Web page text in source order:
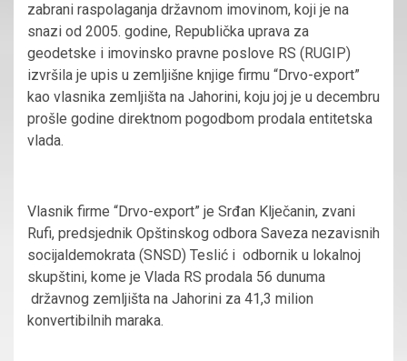
zabrani raspolaganja državnom imovinom, koji je na
snazi od 2005. godine, Republička uprava za
geodetske i imovinsko pravne poslove RS (RUGIP)
izvršila je upis u zemljišne knjige firmu “Drvo-export”
kao vlasnika zemljišta na Jahorini, koju joj je u decembru
prošle godine direktnom pogodbom prodala entitetska
vlada.
Vlasnik firme “Drvo-export” je Srđan Klječanin, zvani
Rufi, predsjednik Opštinskog odbora Saveza nezavisnih
socijaldemokrata (SNSD) Teslić i odbornik u lokalnoj
skupštini, kome je Vlada RS prodala 56 dunuma
državnog zemljišta na Jahorini za 41,3 milion
konvertibilnih maraka.